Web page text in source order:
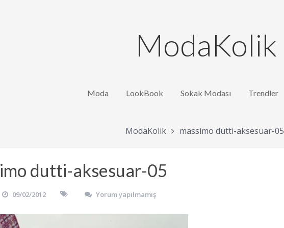
ModaKolik
Moda LookBook Sokak Modası Trendler
ModaKolik massimo dutti-aksesuar-05
dutti-aksesuar-05
09/02/2012 Yorum yapılmamış